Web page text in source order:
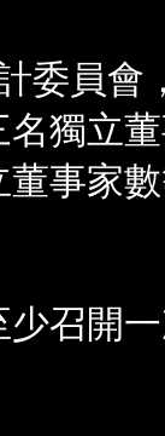
委員會
獨立
事家
召開